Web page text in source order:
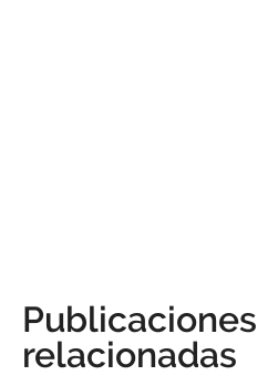
Publicaciones
relacionadas